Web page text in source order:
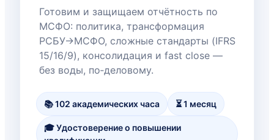
Готовим и защищаем отчётность по
МСФО: политика, трансформация
РСБУ→МСФО, сложные стандарты (IFRS
15/16/9), консолидация и fast close —
без воды, по‑деловому.
📚 102 академических часа ⏳ 1 месяц
🎓 Удостоверение о повышении